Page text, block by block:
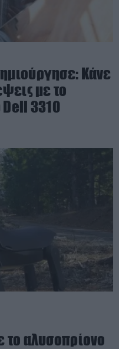
Kάνε
με το
3310
το αλυσοπρίονο